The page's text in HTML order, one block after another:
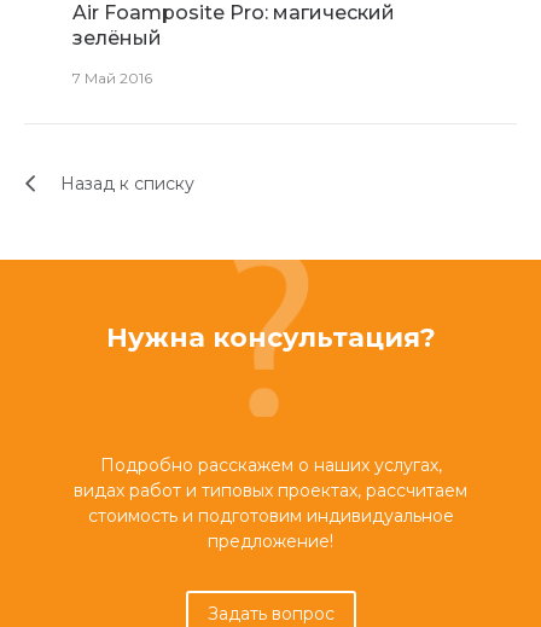
Air Foamposite Pro: магический
зелёный
7 Май 2016
Назад к списку
Нужна консультация?
Подробно расскажем о наших услугах,
видах работ и типовых проектах, рассчитаем
стоимость и подготовим индивидуальное
предложение!
Задать вопрос